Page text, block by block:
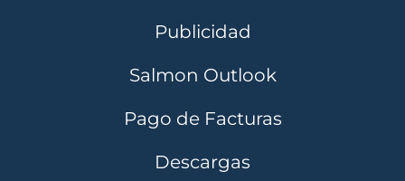
Publicidad
Salmon Outlook
Pago de Facturas
Descargas